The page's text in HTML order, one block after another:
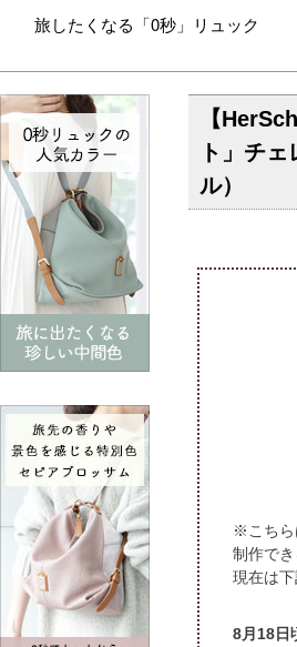
旅したくなる「0秒」リュック
【
ト」チ
ル）
※こちら
制作で
現在は